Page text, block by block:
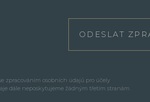
ODESLAT
zpracováním osobních údajů pro účely
dále neposkytujeme žádným třetím stranám.